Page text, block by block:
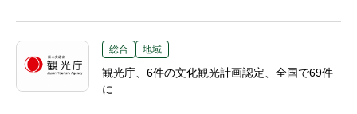
総合 地域
観光庁、6件の文化観光計画認定、全国で69件
に